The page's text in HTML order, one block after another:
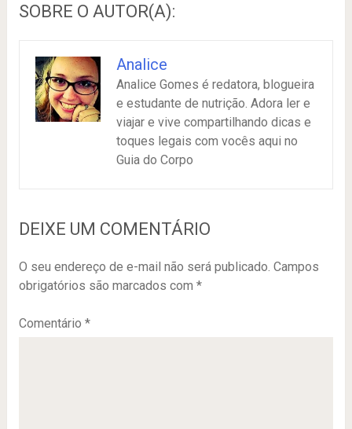
SOBRE O AUTOR(A):
Analice
Analice Gomes é redatora, blogueira
e estudante de nutrição. Adora ler e
viajar e vive compartilhando dicas e
toques legais com vocês aqui no
Guia do Corpo
DEIXE UM COMENTÁRIO
O seu endereço de e-mail não será publicado. Campos
obrigatórios são marcados com *
Comentário *